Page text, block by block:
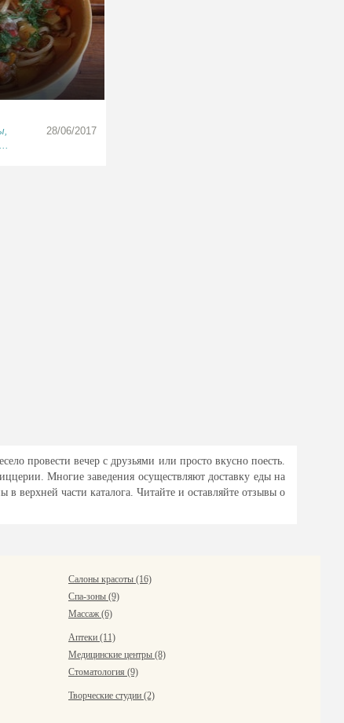
28/06/2017
провести вечер с друзьями или просто вкусно поесть.
Многие заведения осуществляют доставку еды на
верхней части каталога. Читайте и оставляйте отзывы о
Салоны красоты (16)
Спа-зоны (9)
Массаж (6)
Аптеки (11)
Медицинские центры (8)
Стоматология (9)
Творческие студии (2)